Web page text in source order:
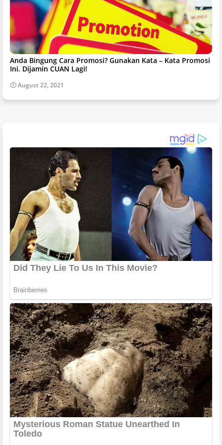
Anda Bingung Cara Promosi? Gunakan Kata – Kata Promosi
Ini. Dijamin CUAN Lagi!
August 22, 2021